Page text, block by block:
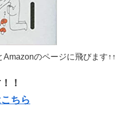
Amazonのページに飛びます↑↑
！
ちら